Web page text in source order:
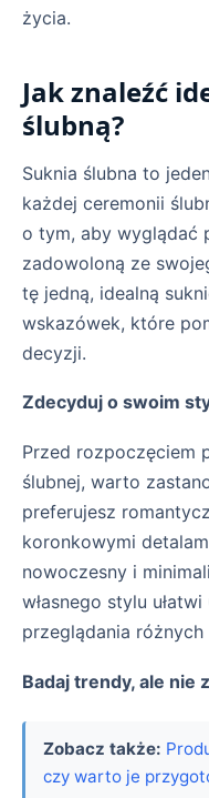
życia.
Jak znaleźć
ślubną?
Suknia ślubna to
każdej ceremonii
o tym, aby wyglądać
zadowoloną ze
tę jedną, idealną
wskazówek, które
decyzji.
Zdecyduj o swoim
Przed rozpoczęciem
ślubnej, warto
preferujesz
koronkowymi
nowoczesny i
własnego stylu
przeglądania różnych
Badaj trendy, ale nie
Zobacz także:
czy warto je